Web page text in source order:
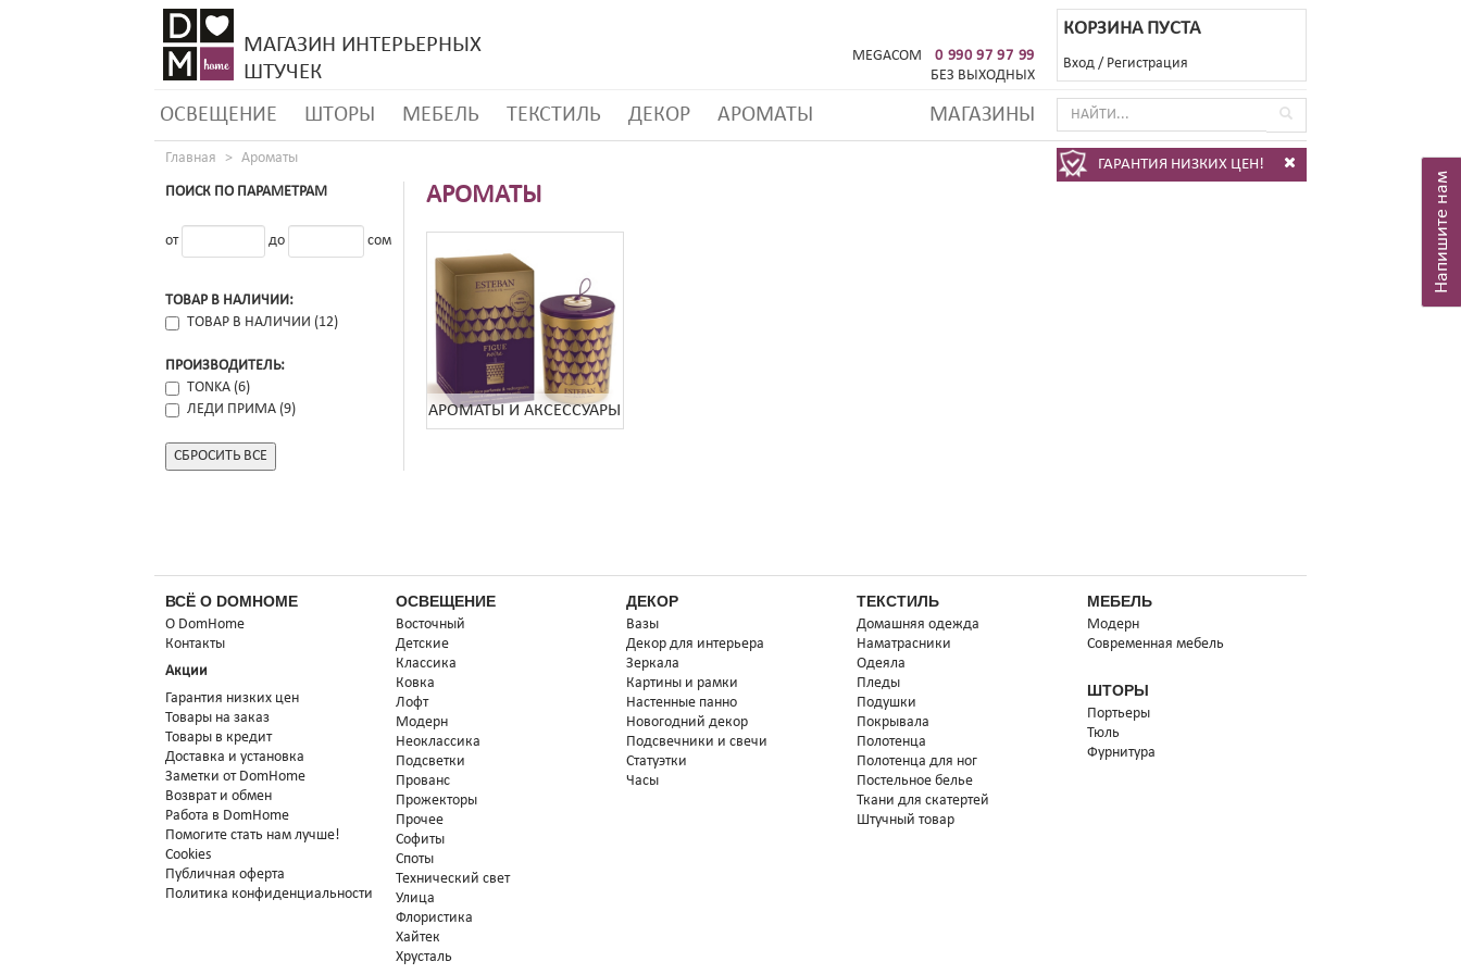
МАГАЗИН ИНТЕРЬЕРНЫХ
ШТУЧЕК
MEGACOM
0 990 97 97 99
БЕЗ ВЫХОДНЫХ
КОРЗИНА ПУСТА
Вход / Регистрация
ОСВЕЩЕНИЕ ШТОРЫ МЕБЕЛЬ ТЕКСТИЛЬ ДЕКОР АРОМАТЫ МАГАЗИНЫ
ГАРАНТИЯ НИЗКИХ ЦЕН!
Главная Ароматы
ПОИСК ПО ПАРАМЕТРАМ
от до сом
ТОВАР В НАЛИЧИИ
ТОВАР В НАЛИЧИИ (12)
ПРОИЗВОДИТЕЛЬ
TONKA (6)
ЛЕДИ ПРИМА (9)
СБРОСИТЬ ВСЕ
АРОМАТЫ
АРОМАТЫ И АКСЕССУАРЫ
ВСЁ О DOMHOME
О DomHome
Контакты
Акции
Гарантия низких цен
Товары на заказ
Товары в кредит
Доставка и установка
Заметки от DomHome
Возврат и обмен
Работа в DomHome
Помогите стать нам лучше!
Cookies
Публичная оферта
Политика конфиденциальности
ОСВЕЩЕНИЕ
Восточный
Детские
Классика
Ковка
Лофт
Модерн
Неоклассика
Подсветки
Прованс
Прожекторы
Прочее
Софиты
Споты
Технический свет
Улица
Флористика
Хайтек
Хрусталь
ДЕКОР
Вазы
Декор для интерьера
Зеркала
Картины и рамки
Настенные панно
Новогодний декор
Подсвечники и свечи
Статуэтки
Часы
ТЕКСТИЛЬ
Домашняя одежда
Наматрасники
Одеяла
Пледы
Подушки
Покрывала
Полотенца
Полотенца для ног
Постельное белье
Ткани для скатертей
Штучный товар
МЕБЕЛЬ
Модерн
Современная мебель
ШТОРЫ
Портьеры
Тюль
Фурнитура
Напишите нам